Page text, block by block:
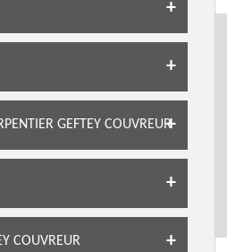
GEFTEY COUVREUR
COUVREUR